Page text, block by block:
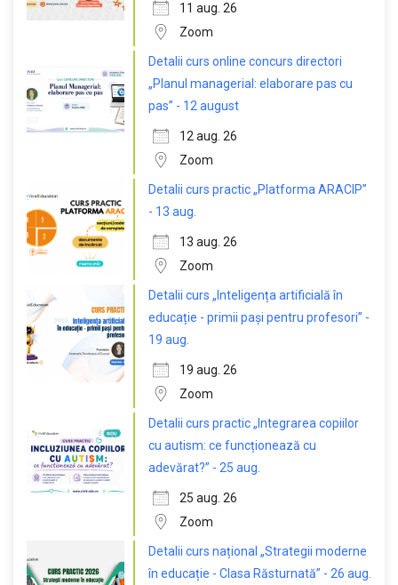
11 aug. 26
Zoom
Detalii curs online concurs directori
„Planul managerial: elaborare pas cu
pas” - 12 august
12 aug. 26
Zoom
Detalii curs practic „Platforma ARACIP”
- 13 aug.
13 aug. 26
Zoom
Detalii curs „Inteligența artificială în
educație - primii pași pentru profesori” -
19 aug.
19 aug. 26
Zoom
Detalii curs practic „Integrarea copiilor
cu autism: ce funcționează cu
adevărat?” - 25 aug.
25 aug. 26
Zoom
Detalii curs național „Strategii moderne
în educație - Clasa Răsturnată” - 26 aug.